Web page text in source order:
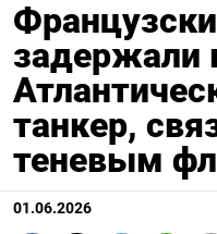
задержали
танкер,
теневым
01.06.2026